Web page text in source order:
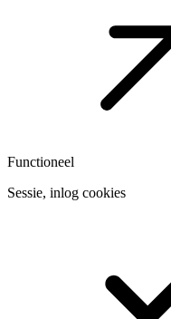
Functioneel
Sessie, inlog cookies